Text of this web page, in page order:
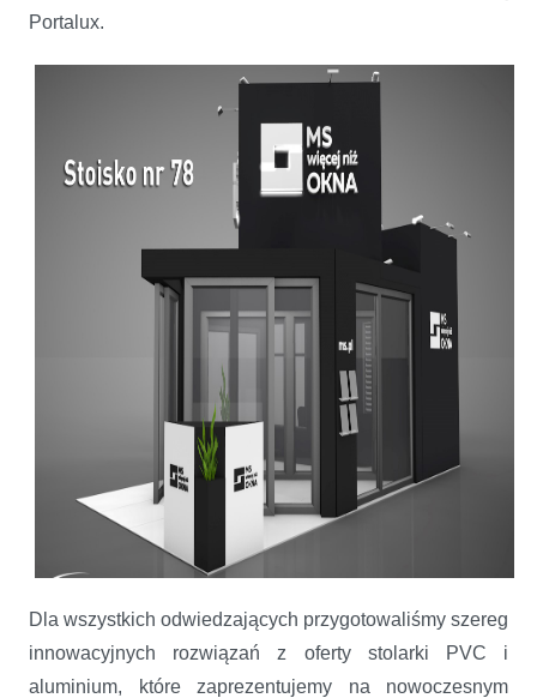
Portalux.
Dla wszystkich odwiedzających przygotowaliśmy szereg
innowacyjnych rozwiązań z oferty stolarki PVC i
aluminium, które zaprezentujemy na nowoczesnym